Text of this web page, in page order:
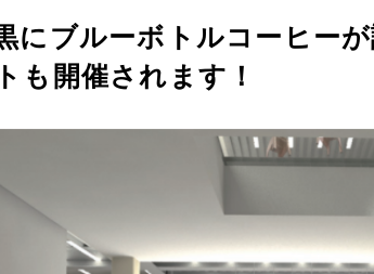
にブルーボトルコーヒー
も開催されます！